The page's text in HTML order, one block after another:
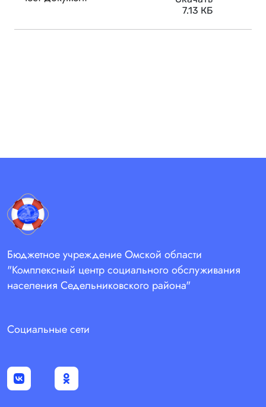
7.13 КБ
Бюджетное учреждение Омской области
"Комплексный центр социального обслуживания
населения Седельниковского района"
Социальные сети